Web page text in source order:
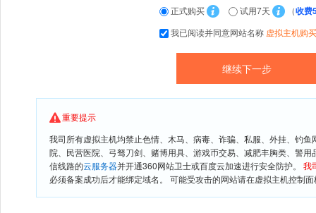
正式购买 试用7天 （收费
我已阅读并同意网站名称 虚拟主机购
重要提示
我司所有虚拟主机均禁止色情、木马、病毒、诈骗、私服、外挂、钓
院、民营医院、弓驽刀剑、赌博用具、游戏币交易、减肥丰胸类、警
信线路的云服务器并开通360网站卫士或百度云加速进行安全防护。 我
必须备案成功后才能绑定域名。 可能受攻击的网站请在虚拟主机控制